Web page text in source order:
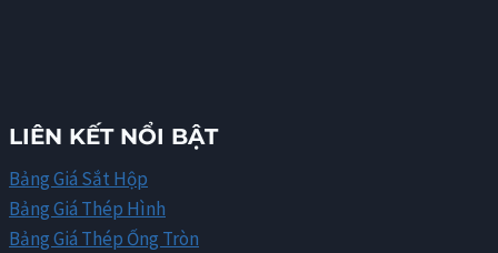
LIÊN KẾT NỔI BẬT
Bảng Giá Sắt Hộp
Bảng Giá Thép Hình
Bảng Giá Thép Ống Tròn